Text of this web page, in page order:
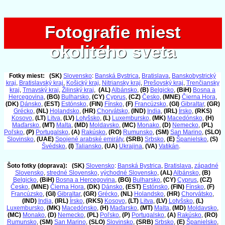
Fotografie miest
okolitého sveta
Fotografie miest
okolitého sveta
Fotky miest: (SK) Slovensko: Banská Bystrica, Bratislava, Banskobystrický
kraj, Bratislavský kraj, Košický kraj, Nitriansky kraj, Prešovský kraj, Trenčiansky
kraj, Trnavský kraj, Žilinský kraj, (AL)Albánsko, (B) Belgicko, (BiH) Bosna a
Hercegovina, (BG) Bulharsko, (CY) Cyprus, (CZ) Česko, (MNE) Čierna Hora,
(DK) Dánsko, (EST) Estónsko, (FIN) Fínsko, (F) Francúzsko, (GI) Gibraltar, (GR)
Grécko, (NL) Holandsko, (HR) Chorvátsko, (IND) India, (IRL) Írsko, (RKS)
Kosovo, (LT) Litva, (LV) Lotyšsko, (L) Luxembursko, (MK) Macedónsko, (H)
Maďarsko, (MT) Malta, (MD) Moldavsko, (MC) Monako, (D) Nemecko, (PL)
Poľsko, (P) Portugalsko, (A) Rakúsko, (RO) Rumunsko, (SM) San Marino, (SLO)
Slovinsko, (UAE) Spojené arabské emiráty, (SRB) Srbsko, (E) Španielsko, (S)
Švédsko, (I) Taliansko, (UA) Ukrajina, (VA) Vatikán.
Šoto fotky (doprava): (SK) Slovensko: Banská Bystrica, Bratislava, západné
Slovensko, stredné Slovensko, východné Slovensko, (AL)Albánsko, (B)
Belgicko, (BiH) Bosna a Hercegovina, (BG) Bulharsko, (CY) Cyprus, (CZ)
Česko, (MNE) Čierna Hora, (DK) Dánsko, (EST) Estónsko, (FIN) Fínsko, (F)
Francúzsko, (GI) Gibraltar, (GR) Grécko, (NL) Holandsko, (HR) Chorvátsko,
(IND) India, (IRL) Írsko, (RKS) Kosovo, (LT) Litva, (LV) Lotyšsko, (L)
Luxembursko, (MK) Macedónsko, (H) Maďarsko, (MT) Malta, (MD) Moldavsko,
(MC) Monako, (D) Nemecko, (PL) Poľsko, (P) Portugalsko, (A) Rakúsko, (RO)
Rumunsko, (SM) San Marino, (SLO) Slovinsko, (SRB) Srbsko, (E) Španielsko,